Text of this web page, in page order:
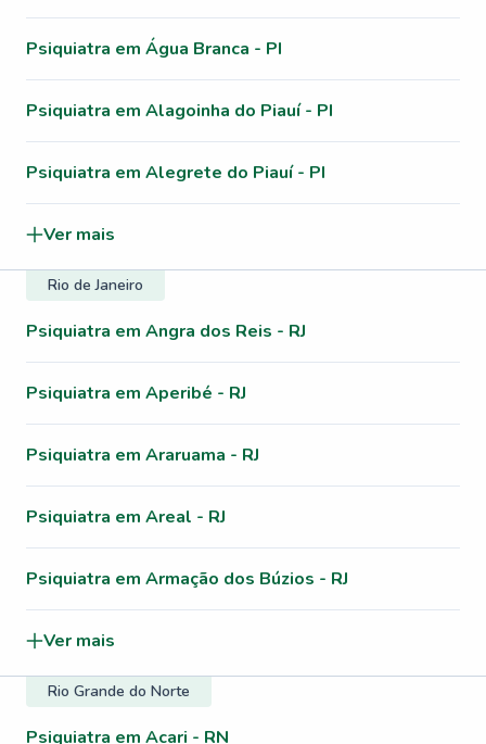
Psiquiatra em Água Branca - PI
Psiquiatra em Alagoinha do Piauí - PI
Psiquiatra em Alegrete do Piauí - PI
Ver mais
Rio de Janeiro
Psiquiatra em Angra dos Reis - RJ
Psiquiatra em Aperibé - RJ
Psiquiatra em Araruama - RJ
Psiquiatra em Areal - RJ
Psiquiatra em Armação dos Búzios - RJ
Ver mais
Rio Grande do Norte
Psiquiatra em Acari - RN